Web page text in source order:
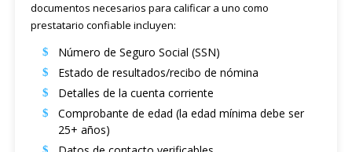
documentos necesarios para calificar a uno como
prestatario confiable incluyen:
Número de Seguro Social (SSN)
Estado de resultados/recibo de nómina
Detalles de la cuenta corriente
Comprobante de edad (la edad mínima debe ser
25+ años)